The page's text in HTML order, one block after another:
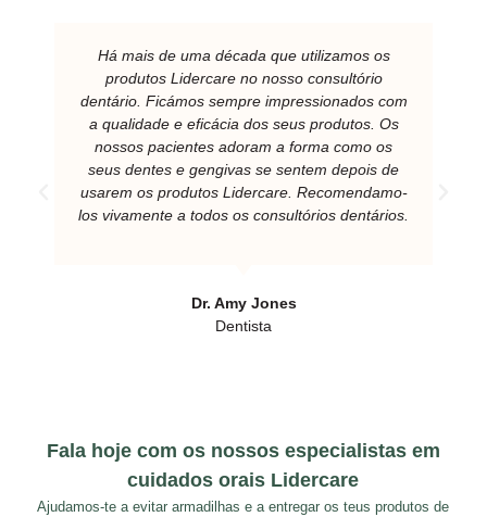
Há mais de uma década que utilizamos os
produtos Lidercare no nosso consultório
dentário. Ficámos sempre impressionados com
a qualidade e eficácia dos seus produtos. Os
nossos pacientes adoram a forma como os
seus dentes e gengivas se sentem depois de
usarem os produtos Lidercare. Recomendamo-
los vivamente a todos os consultórios dentários.
Dr. Amy Jones
Dentista
Fala hoje com os nossos especialistas em
cuidados orais Lidercare
Ajudamos-te a evitar armadilhas e a entregar os teus produtos de